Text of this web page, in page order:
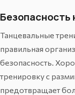
Безопасность
Танцевальные
правильная
безопасность.
тренировку с
предотвращает